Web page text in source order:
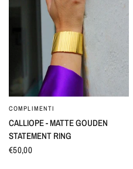
SNEL BEKIJKEN
COMPLIMENTI
CALLIOPE - MATTE GOUDEN
STATEMENT RING
€50,00